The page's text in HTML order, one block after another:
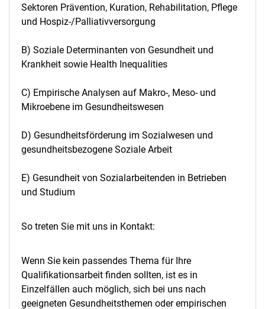
Sektoren Prävention, Kuration, Rehabilitation, Pflege
und Hospiz-/Palliativversorgung
B) Soziale Determinanten von Gesundheit und
Krankheit sowie Health Inequalities
C) Empirische Analysen auf Makro-, Meso- und
Mikroebene im Gesundheitswesen
D) Gesundheitsförderung im Sozialwesen und
gesundheitsbezogene Soziale Arbeit
E) Gesundheit von Sozialarbeitenden in Betrieben
und Studium
So treten Sie mit uns in Kontakt:
Wenn Sie kein passendes Thema für Ihre
Qualifikationsarbeit finden sollten, ist es in
Einzelfällen auch möglich, sich bei uns nach
geeigneten Gesundheitsthemen oder empirischen